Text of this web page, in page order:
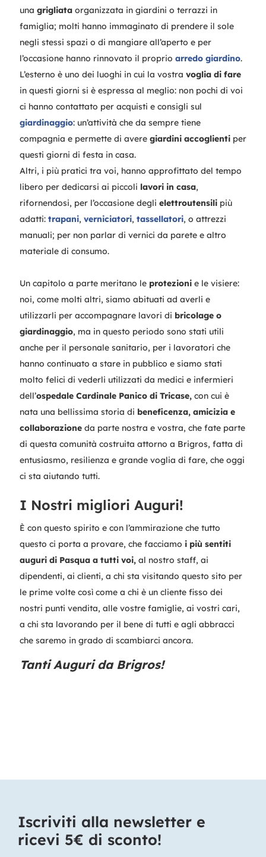
una grigliataorganizzata in giardini o terrazzi in
famiglia; molti hanno immaginato di prendere il sole
negli stessi spazi o di mangiare all’aperto e per
l’occasione hanno rinnovato il proprio arredo giardino.
L’esterno è uno dei luoghi in cui la vostra voglia di fare
in questi giorni si è espressa al meglio: non pochi di voi
ci hanno contattato per acquisti e consigli sul
giardinaggio: un’attività che da sempre tiene
compagnia e permette di averegiardini accoglienti per
questi giorni di festa in casa.
Altri, i più pratici tra voi, hanno approfittato del tempo
libero per dedicarsi ai piccoli lavori in casa,
rifornendosi, per l’occasione degli elettroutensilipiù
adatti: trapani, verniciatori, tassellatori, o attrezzi
manuali; per non parlar di vernici da parete e altro
materiale di consumo.
Un capitolo a parte meritano leprotezionie le visiere:
noi, come molti altri, siamo abituati ad averli e
utilizzarli per accompagnare lavori di bricolage o
giardinaggio, ma in questo periodo sono stati utili
anche per il personale sanitario, per i lavoratori che
hanno continuato a stare in pubblico e siamo stati
molto felici di vederli utilizzati da medici e infermieri
dell’ospedale Cardinale Panico di Tricase, con cui è
nata una bellissima storia di beneficenza, amicizia e
collaborazione da parte nostra e vostra, che fate parte
di questa comunità costruita attorno a Brigros, fatta di
entusiasmo, resilienza e grande voglia di fare, che oggi
ci sta aiutando tutti.
I Nostri migliori Auguri!
È con questo spirito e con l’ammirazione che tutto
questo ci porta a provare, che facciamo i più sentiti
auguri di Pasqua a tutti voi, al nostro staff, ai
dipendenti, ai clienti, a chi sta visitando questo sito per
le prime volte così come a chi è un cliente fisso dei
nostri punti vendita, alle vostre famiglie, ai vostri cari,
a chi sta lavorando per il bene di tutti e agli abbracci
che saremo in grado di scambiarci ancora.
Tanti Auguri da Brigros!
Iscriviti alla newsletter e
ricevi 5€ di sconto!​